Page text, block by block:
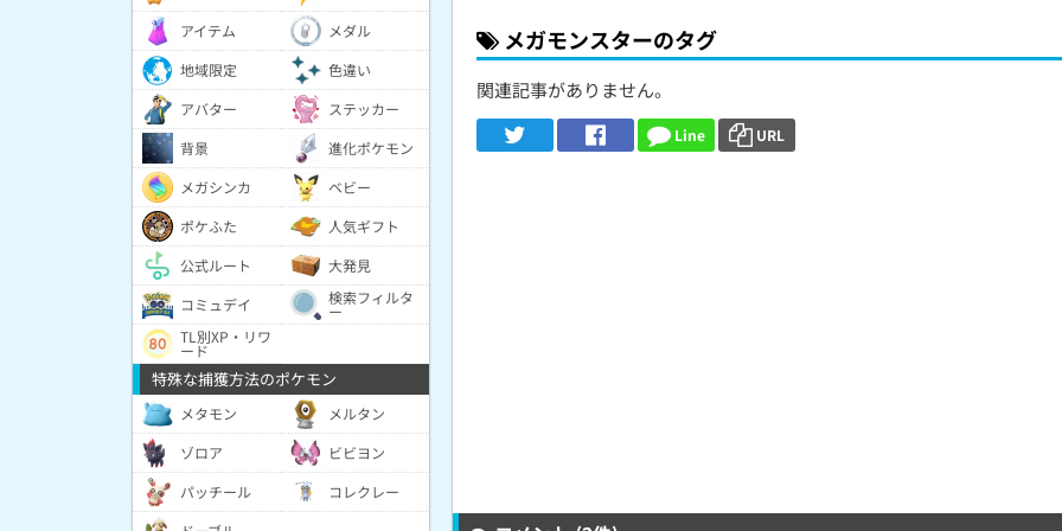
メガモンスターのタグ
関連記事がありません。
Line URL
アイテム
メダル
地域限定
色違い
アバター
ステッカー
背景
進化ポケモン
メガシンカ
ベビー
ポケふた
人気ギフト
公式ルート
大発見
コミュデイ
検索フィルタ
ー
TL別XP・リワ
ード
特殊な捕獲方法のポケモン
メタモン
メルタン
ゾロア
ビビヨン
パッチール
コレクレー